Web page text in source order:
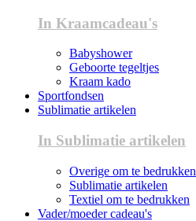
In Kraamcadeau's
Babyshower
Geboorte tegeltjes
Kraam kado
Sportfondsen
Sublimatie artikelen
In Sublimatie artikelen
Overige om te bedrukken
Sublimatie artikelen
Textiel om te bedrukken
Vader/moeder cadeau's